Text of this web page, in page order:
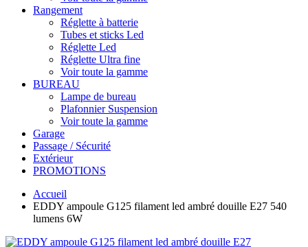
Rangement
Réglette à batterie
Tubes et sticks Led
Réglette Led
Réglette Ultra fine
Voir toute la gamme
BUREAU
Lampe de bureau
Plafonnier Suspension
Voir toute la gamme
Garage
Passage / Sécurité
Extérieur
PROMOTIONS
Accueil
EDDY ampoule G125 filament led ambré douille E27 540
lumens 6W